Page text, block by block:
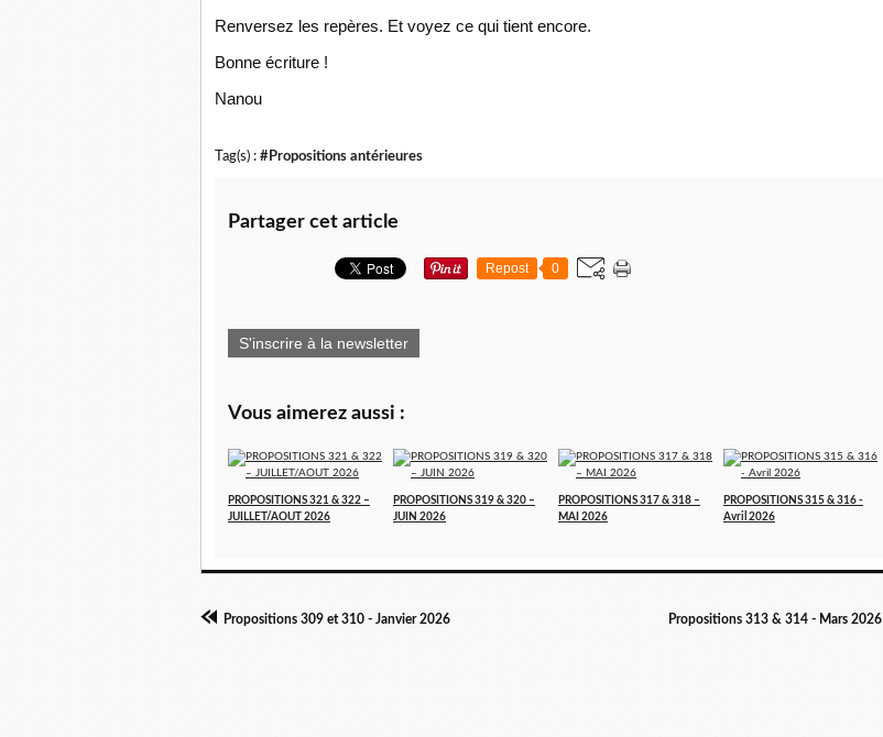
Renversez les repères. Et voyez ce qui tient encore.
Bonne écriture !
Nanou
Tag(s) : #Propositions antérieures
Partager cet article
Repost 0
S'inscrire à la newsletter
Vous aimerez aussi :
PROPOSITIONS 321 & 322 –
JUILLET/AOUT 2026
PROPOSITIONS 319 & 320 –
JUIN 2026
PROPOSITIONS 317 & 318 –
MAI 2026
PROPOSITIONS 315 & 316 -
Avril 2026
Propositions 309 et 310 - Janvier 2026 Propositions 313 & 314 - Mars 2026